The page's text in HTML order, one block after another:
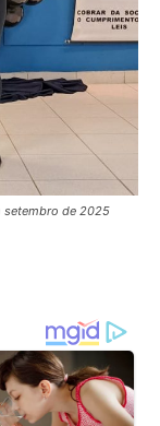
setembro de 2025